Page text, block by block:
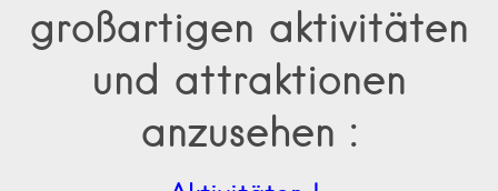
großartigen aktivitäten
und attraktionen
anzusehen :